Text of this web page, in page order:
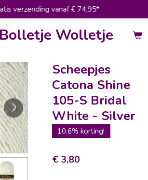
Bolletje Wolletje
verzending vanaf € 74,95*
Scheepjes
Catona Shine
105-S Bridal
White - Silver
10,6% korting!
€ 3,80